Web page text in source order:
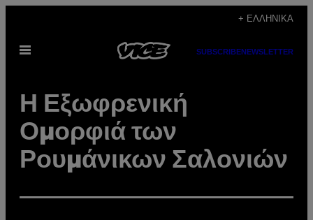
περιεχόμενο
+ ΕΛΛΗΝΙΚΆ
Ανοίξτε
SUBSCRIBENEWSLETTER
Η Εξωφρενική
Ομορφιά των
Ρουμάνικων Σαλονιών